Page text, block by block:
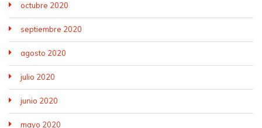
octubre 2020
septiembre 2020
agosto 2020
julio 2020
junio 2020
mayo 2020